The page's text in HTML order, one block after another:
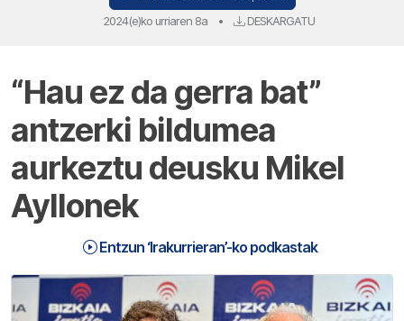
2024(e)ko urriaren 8a • DESKARGATU
“Hau ez da gerra bat”
antzerki bildumea
aurkeztu deusku Mikel
Ayllonek
Entzun ‘Irakurrieran’-ko podkastak